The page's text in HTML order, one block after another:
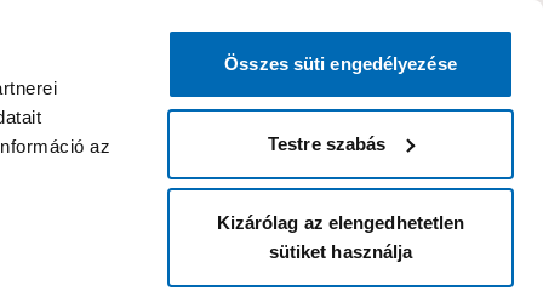
az
Összes süti engedélyezése
Testre szabás
Kizárólag az elengedhetetlen
sütiket használja
bejelentkezni?
Belépés Listáim
Áruházak és szolgáltatások